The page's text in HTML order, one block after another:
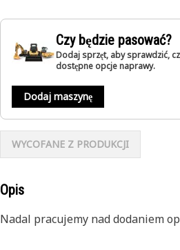
Czy będzie pasować?
Dodaj sprzęt, aby sprawdzić,
dostępne opcje naprawy.
Dodaj maszynę
WYCOFANE Z PRODUKCJI
Opis
Nadal pracujemy nad dodaniem